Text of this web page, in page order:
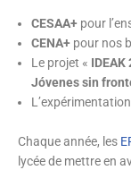
CESAA+ pour
CENA+ pour nos
Le projet « IDEAK
Jóvenes sin
L’expérimentation
Chaque année, les
lycée de mettre en